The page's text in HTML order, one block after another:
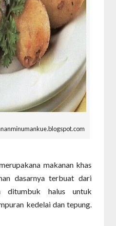
makanan khas
dasarnya terbuat dari
ditumbuk halus untuk
kedelai dan tepung.